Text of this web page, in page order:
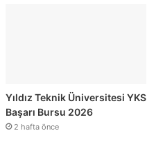
Yıldız Teknik Üniversitesi YKS
Başarı Bursu 2026
2 hafta önce